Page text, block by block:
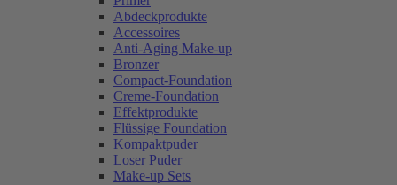
Abdeckprodukte
Accessoires
Anti-Aging Make-up
Bronzer
Compact-Foundation
Creme-Foundation
Effektprodukte
Flüssige Foundation
Kompaktpuder
Loser Puder
Make-up Sets